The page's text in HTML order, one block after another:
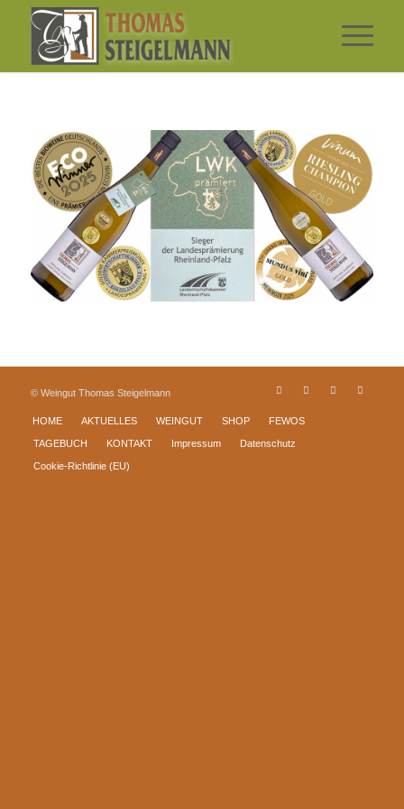
© Weingut Thomas Steigelmann
HOME AKTUELLES WEINGUT SHOP FEWOS
TAGEBUCH KONTAKT Impressum Datenschutz
Cookie-Richtlinie (EU)